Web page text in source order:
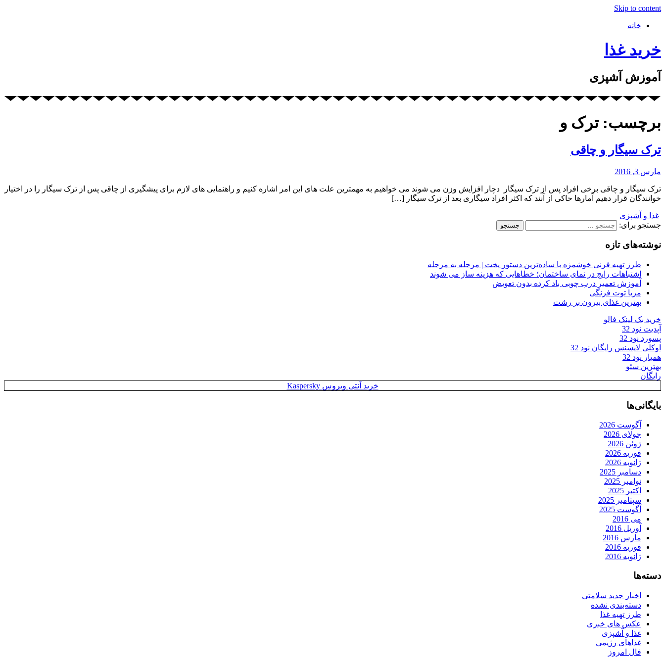
Skip to content
خانه
خرید غذا
آموزش آشپزی
برچسب: ترک و
ترک سیگار و چاقی
مارس 3, 2016
ترک سیگار و چاقی برخی افراد پس از ترک سیگار دچار افزایش وزن می شوند می خواهیم به مهمترین علت های این امر اشاره کنیم و راهنمایی های لازم برای پیشگیری از چاقی پس از ترک سیگار را در اختیار
خوانندگان قرار دهیم آمارها حاکی از آنند که اکثر افراد سیگاری بعد از ترک سیگار […]
غذا و آشپزی
جستجو برای:
نوشته‌های تازه
طرز تهیه فرنی خوشمزه با ساده‌ترین دستور پخت | مرحله به مرحله
اشتباهات رایج در نمای ساختمان؛ خطاهایی که هزینه ساز می شوند
آموزش تعمیر درب چوبی باد کرده بدون تعویض
مربا توت فرنگی
بهترین غذای بیرون بر رشت
خرید بک لینک فالو
آپدیت نود 32
پسورد نود 32
اوکلی لایسنس رایگان نود 32
همیار نود 32
بهترین سئو
رایگان
خرید آنتی ویروس Kaspersky
بایگانی‌ها
آگوست 2026
جولای 2026
ژوئن 2026
فوریه 2026
ژانویه 2026
دسامبر 2025
نوامبر 2025
اکتبر 2025
سپتامبر 2025
آگوست 2025
می 2016
آوریل 2016
مارس 2016
فوریه 2016
ژانویه 2016
دسته‌ها
اخبار جدید سلامتی
دسته‌بندی نشده
طرز تهیه غذا
عکس های خبری
غذا و آشپزی
غذاهای رژیمی
فال امروز